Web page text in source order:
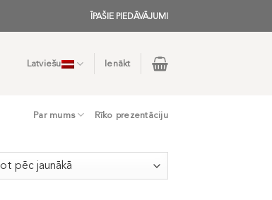
ĪPAŠIE PIEDĀVĀJUMI
Latviešu Ienākt
Par mums Rīko prezentāciju